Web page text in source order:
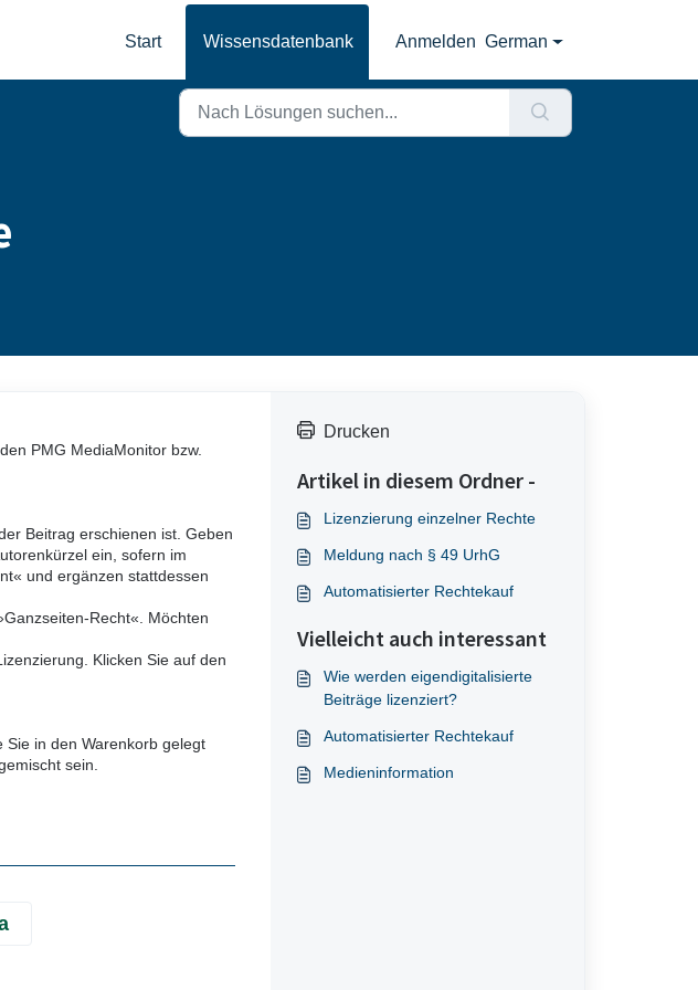
Start Wissensdatenbank Anmelden German
PMG MediaMonitor bzw.
Beitrag erschienen ist. Geben
ein, sofern im
und ergänzen stattdessen
Recht«. Möchten
Klicken Sie auf den
in den Warenkorb gelegt
sein.
Drucken
Artikel in diesem Ordner -
Lizenzierung einzelner Rechte
Meldung nach § 49 UrhG
Automatisierter Rechtekauf
Vielleicht auch interessant
Wie werden eigendigitalisierte
Beiträge lizenziert?
Automatisierter Rechtekauf
Medieninformation